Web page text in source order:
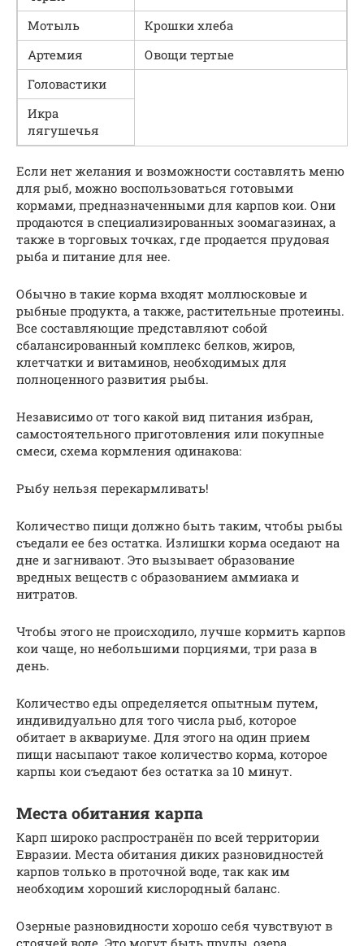
Мотыль
Крошки хлеба
Артемия
Овощи тертые
Головастики
Икра
лягушечья
Если нет желания и возможности составлять меню
для рыб, можно воспользоваться готовыми
кормами, предназначенными для карпов кои. Они
продаются в специализированных зоомагазинах, а
также в торговых точках, где продается прудовая
рыба и питание для нее.
Обычно в такие корма входят моллюсковые и
рыбные продукта, а также, растительные протеины.
Все составляющие представляют собой
сбалансированный комплекс белков, жиров,
клетчатки и витаминов, необходимых для
полноценного развития рыбы.
Независимо от того какой вид питания избран,
самостоятельного приготовления или покупные
смеси, схема кормления одинакова:
Рыбу нельзя перекармливать!
Количество пищи должно быть таким, чтобы рыбы
съедали ее без остатка. Излишки корма оседают на
дне и загнивают. Это вызывает образование
вредных веществ с образованием аммиака и
нитратов.
Чтобы этого не происходило, лучше кормить карпов
кои чаще, но небольшими порциями, три раза в
день.
Количество еды определяется опытным путем,
индивидуально для того числа рыб, которое
обитает в аквариуме. Для этого на один прием
пищи насыпают такое количество корма, которое
карпы кои съедают без остатка за 10 минут.
Места обитания карпа
Карп широко распространён по всей территории
Евразии. Места обитания диких разновидностей
карпов только в проточной воде, так как им
необходим хороший кислородный баланс.
Озерные разновидности хорошо себя чувствуют в